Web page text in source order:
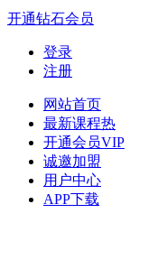
开通钻石会员
登录
注册
网站首页
最新课程热
开通会员VIP
诚邀加盟
用户中心
APP下载